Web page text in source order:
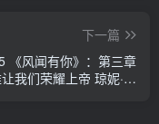
下一篇
《风闻有你》：第三章
我们荣耀上帝 琼妮·厄